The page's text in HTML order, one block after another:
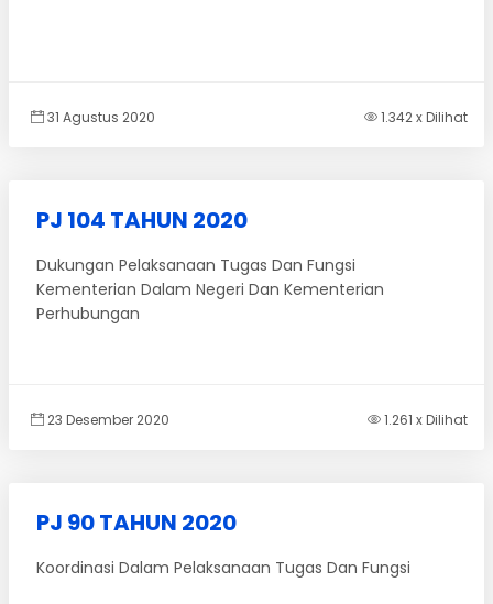
31 Agustus 2020 1.342 x Dilihat
PJ 104 TAHUN 2020
Dukungan Pelaksanaan Tugas Dan Fungsi
Kementerian Dalam Negeri Dan Kementerian
Perhubungan
23 Desember 2020 1.261 x Dilihat
PJ 90 TAHUN 2020
Koordinasi Dalam Pelaksanaan Tugas Dan Fungsi